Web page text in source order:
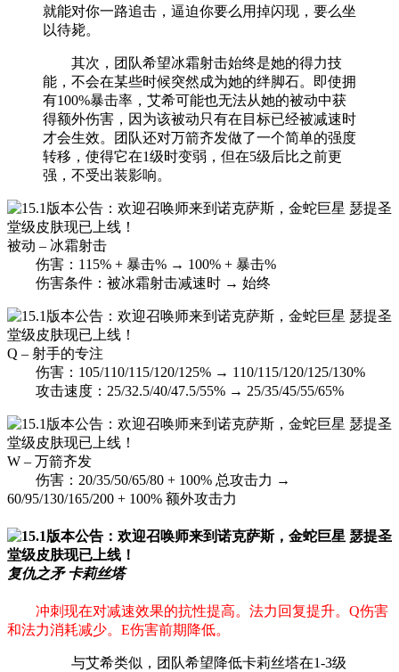
就能对你一路追击，逼迫你要么用掉闪现，要么坐
以待毙。
其次，团队希望冰霜射击始终是她的得力技
能，不会在某些时候突然成为她的绊脚石。即使拥
有100%暴击率，艾希可能也无法从她的被动中获
得额外伤害，因为该被动只有在目标已经被减速时
才会生效。团队还对万箭齐发做了一个简单的强度
转移，使得它在1级时变弱，但在5级后比之前更
强，不受出装影响。
被动 – 冰霜射击
伤害：115% + 暴击% → 100% + 暴击%
伤害条件：被冰霜射击减速时 → 始终
Q – 射手的专注
伤害：105/110/115/120/125% → 110/115/120/125/130%
攻击速度：25/32.5/40/47.5/55% → 25/35/45/55/65%
W – 万箭齐发
伤害：20/35/50/65/80 + 100% 总攻击力 →
60/95/130/165/200 + 100% 额外攻击力
复仇之矛 卡莉丝塔
冲刺现在对减速效果的抗性提高。法力回复提升。Q伤害
和法力消耗减少。E伤害前期降低。
与艾希类似，团队希望降低卡莉丝塔在1-3级